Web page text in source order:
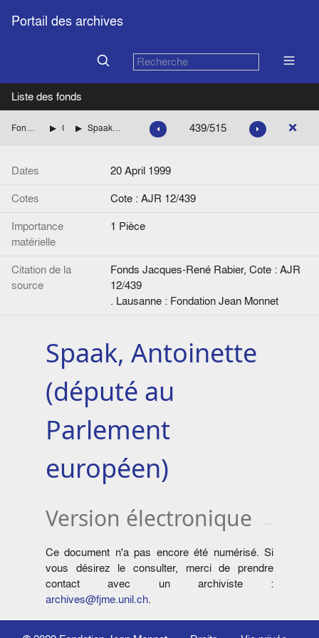
Portail des archives
Liste des fonds
Fonds Jacques-René Rabier Correspondance Spaak, Antoinette (député au Parlement européen) 439/515
Dates
20 April 1999
Cotes
Cote : AJR 12/439
Importance
matérielle
1 Pièce
Citation de la
source
Fonds Jacques-René Rabier, Cote : AJR
12/439
. Lausanne : Fondation Jean Monnet
Spaak, Antoinette
(député au
Parlement
européen)
Version électronique
Ce document n'a pas encore été numérisé. Si
vous désirez le consulter, merci de prendre
contact avec un archiviste :
archives@fjme.unil.ch.